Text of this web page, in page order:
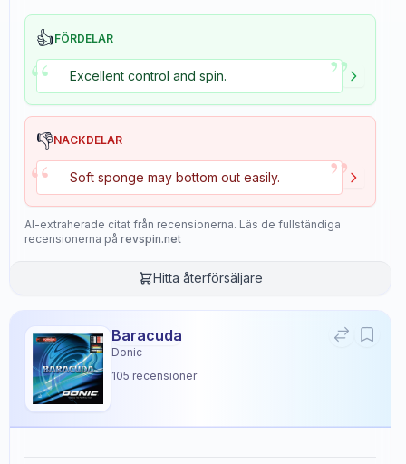
👍FÖRDELAR
“ Excellent control and spin. ”
👎NACKDELAR
“ Soft sponge may bottom out easily. ”
AI-extraherade citat från recensionerna. Läs de fullständiga
recensionerna på revspin.net
Hitta återförsäljare
Baracuda
Donic
105 recensioner